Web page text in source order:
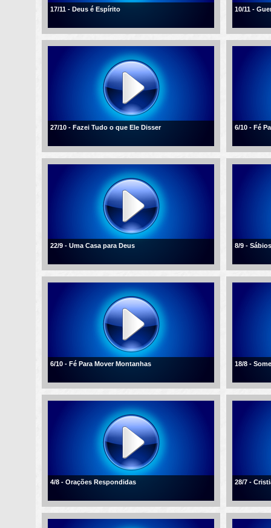
17/11 - Deus é Espírito 10/11 -
27/10 - Fazei Tudo o que Ele Disser 6/10 - Fé
22/9 - Uma Casa para Deus 8/9 -
6/10 - Fé Para Mover Montanhas 18/8 -
4/8 - Orações Respondidas 28/7 -